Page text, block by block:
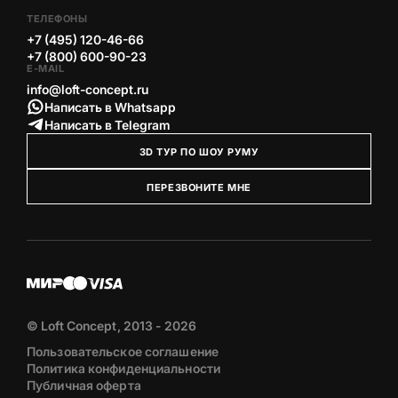
ТЕЛЕФОНЫ
+7 (495) 120-46-66
+7 (800) 600-90-23
E-MAIL
info@loft-concept.ru
Написать в Whatsapp
Написать в Telegram
3D ТУР ПО ШОУ РУМУ
ПЕРЕЗВОНИТЕ МНЕ
© Loft Concept, 2013 - 2026
Пользовательское соглашение
Политика конфиденциальности
Публичная оферта